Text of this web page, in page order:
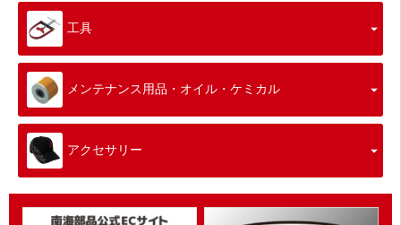
工具
メンテナンス用品・オイル・ケミカル
アクセサリー